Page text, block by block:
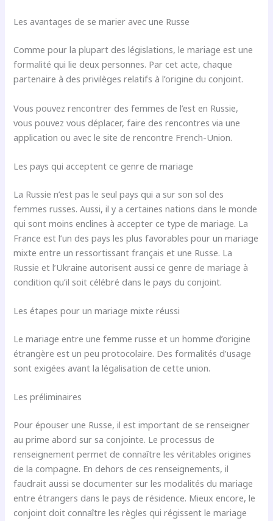
Les avantages de se marier avec une Russe
Comme pour la plupart des législations, le mariage est une
formalité qui lie deux personnes. Par cet acte, chaque
partenaire à des privilèges relatifs à l’origine du conjoint.
Vous pouvez rencontrer des femmes de l’est en Russie,
vous pouvez vous déplacer, faire des rencontres via une
application ou avec le site de rencontre French-Union.
Les pays qui acceptent ce genre de mariage
La Russie n’est pas le seul pays qui a sur son sol des
femmes russes. Aussi, il y a certaines nations dans le monde
qui sont moins enclines à accepter ce type de mariage. La
France est l’un des pays les plus favorables pour un mariage
mixte entre un ressortissant français et une Russe. La
Russie et l’Ukraine autorisent aussi ce genre de mariage à
condition qu’il soit célébré dans le pays du conjoint.
Les étapes pour un mariage mixte réussi
Le mariage entre une femme russe et un homme d’origine
étrangère est un peu protocolaire. Des formalités d’usage
sont exigées avant la légalisation de cette union.
Les préliminaires
Pour épouser une Russe, il est important de se renseigner
au prime abord sur sa conjointe. Le processus de
renseignement permet de connaître les véritables origines
de la compagne. En dehors de ces renseignements, il
faudrait aussi se documenter sur les modalités du mariage
entre étrangers dans le pays de résidence. Mieux encore, le
conjoint doit connaître les règles qui régissent le mariage